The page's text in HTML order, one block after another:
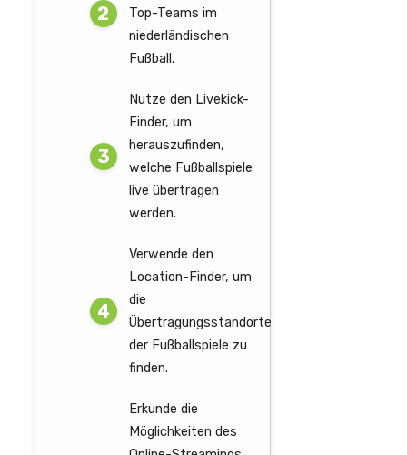
Top-Teams im
niederländischen
Fußball.
Nutze den Livekick-
Finder, um
herauszufinden,
welche Fußballspiele
live übertragen
werden.
Verwende den
Location-Finder, um
die
Übertragungsstandorte
der Fußballspiele zu
finden.
Erkunde die
Möglichkeiten des